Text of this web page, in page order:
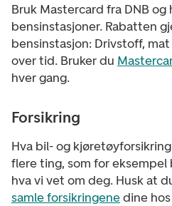
Bruk Mastercard fra DNB
bensinstasjoner. Rabatten
bensinstasjon: Drivstoff,
over tid. Bruker du
hver gang.
Forsikring
Hva bil- og
flere ting, som for eksempel
hva vi vet om deg. Husk at
samle forsikringenedine hos